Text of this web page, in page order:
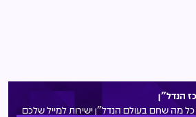
הנדל"ן
כל מה שחם בעולם הנדל"ן ישירות למייל שלכם